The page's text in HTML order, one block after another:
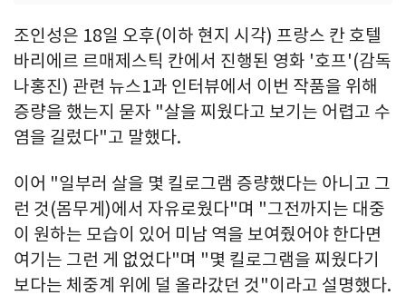
조인성은 18일 오후(이하 현지 시각) 프랑스 칸 호텔
바리에르 르매제스틱 칸에서 진행된 영화 '호프'(감독
나홍진) 관련 뉴스1과 인터뷰에서 이번 작품을 위해
증량을 했는지 묻자 "살을 찌웠다고 보기는 어렵고 수
염을 길렀다"고 말했다.
이어 "일부러 살을 몇 킬로그램 증량했다는 아니고 그
런 것(몸무게)에서 자유로웠다"며 "그전까지는 대중
이 원하는 모습이 있어 미남 역을 보여줬어야 한다면
여기는 그런 게 없었다"며 "몇 킬로그램을 찌웠다기
보다는 체중계 위에 덜 올라갔던 것"이라고 설명했다.